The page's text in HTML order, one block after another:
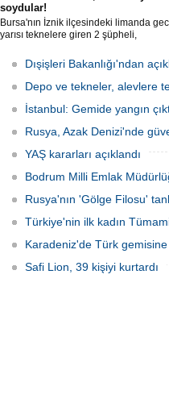
soydular!
Bursa'nın İznik ilçesindeki limanda
yarısı teknelere giren 2 şüpheli,
çaldı. Olay, güvenlik kameralarına
yansıdı, tekne sahiplerinin ihbarıyla
jandarma inceleme başlattı.
Dışişleri Bakanlığı'ndan
Depo ve tekneler, alevlere
İstanbul: Gemide yangın
Rusya, Azak Denizi'nde
YAŞ kararları açıklandı
Bodrum Milli Emlak
Rusya'nın 'Gölge Filosu'
Türkiye'nin ilk kadın
Karadeniz'de Türk gemisine
Safi Lion, 39 kişiyi kurtardı